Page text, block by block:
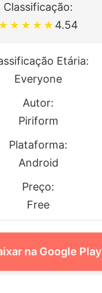
Classificação:
★ ★ ★ ★ ★ 4.54
Etária:
Everyone
Autor:
Piriform
Plataforma:
Android
Preço:
Free
na Google Play